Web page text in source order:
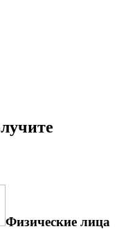
Физические лица